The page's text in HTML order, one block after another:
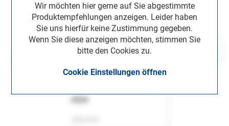
Wir möchten hier gerne auf Sie abgestimmte
Produktempfehlungen anzeigen. Leider haben
Sie uns hierfür keine Zustimmung gegeben.
Wenn Sie diese anzeigen möchten, stimmen Sie
bitte den Cookies zu.
Cookie Einstellungen öffnen